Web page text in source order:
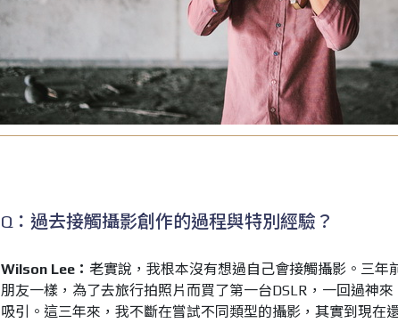
Q：過去接觸攝影創作的過程與特別經驗？
Wilson Lee： 老實說，我根本沒有想過自己會接觸攝影。三年
朋友一樣，為了去旅行拍照片而買了第一台DSLR，一回過神
吸引。這三年來，我不斷在嘗試不同類型的攝影，其實到現在